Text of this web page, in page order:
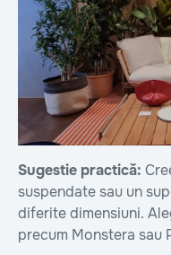
Sugestie practică:
suspendate sau un
diferite dimensiuni.
precum Monstera sau